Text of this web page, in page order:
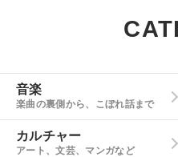
音楽
楽曲の裏側から、こぼれ話まで
カルチャー
アート、文芸、マンガなど